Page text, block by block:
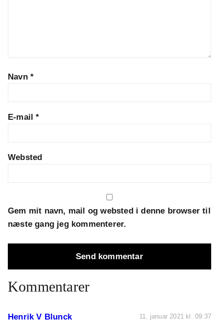
Navn *
E-mail*
Websted
Gem mit navn, mail og websted i denne browser til
næste gang jeg kommenterer.
Kommentarer
Henrik V Blunck 11. januar 2021 kl. 09:37